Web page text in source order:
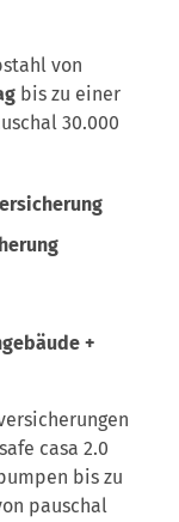
von
bis zu einer
30.000
+
casa 2.0
bis zu
pauschal